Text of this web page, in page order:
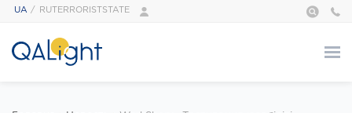
UA RUTERRORISTSTATE